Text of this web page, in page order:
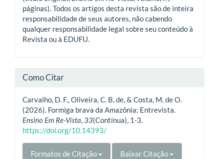
páginas). Todos os artigos desta revista são de inteira
responsabilidade de seus autores, não cabendo
qualquer responsabilidade legal sobre seu conteúdo à
Revista ou à EDUFU.
Como Citar
Carvalho, D. F., Oliveira, C. B. de, & Costa, M. de O.
(2026). Formiga brava da Amazônia: Entrevista.
Ensino Em Re-Vista,33(Contínua), 1-3.
https://doi.org/10.14393/
Formatos de Citação Baixar Citação